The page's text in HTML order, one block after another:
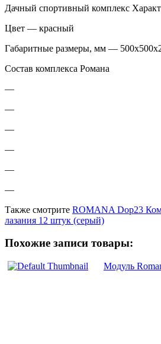
Дачный спортивный комплекс
Цвет — красный
Габаритные размеры, мм —
Состав комплекса Романа
—
—
—
—
—
—
Также смотрите ROMANA Dop23
лазания 12 штук (серый)
Похожие записи товары:
Модуль